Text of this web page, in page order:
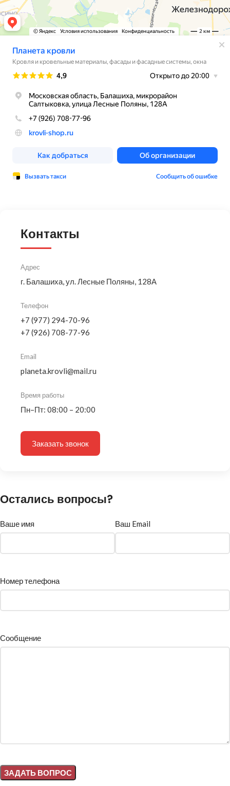
Контакты
Адрес
г. Балашиха, ул. Лесные Поляны, 128А
Телефон
+7 (977) 294-70-96
+7 (926) 708-77-96
Email
planeta.krovli@mail.ru
Время работы
Пн–Пт: 08:00 – 20:00
Заказать звонок
Остались вопросы?
Ваше имя Ваш Email
Номер телефона
Сообщение